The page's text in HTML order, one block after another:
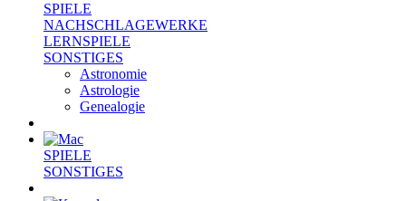
SPIELE
NACHSCHLAGEWERKE
LERNSPIELE
SONSTIGES
Astronomie
Astrologie
Genealogie
SPIELE
SONSTIGES